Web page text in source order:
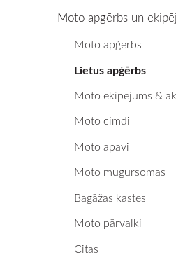
Moto apģērbs un
Moto apģērbs
Lietus apģērbs
Moto ekipējums &
Moto cimdi
Moto apavi
Moto mugursomas
Bagāžas kastes
Moto pārvalki
Citas